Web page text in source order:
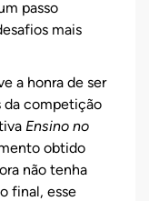
passo
mais
a honra de ser
da competição
Ensino no
obtido
não tenha
final, esse